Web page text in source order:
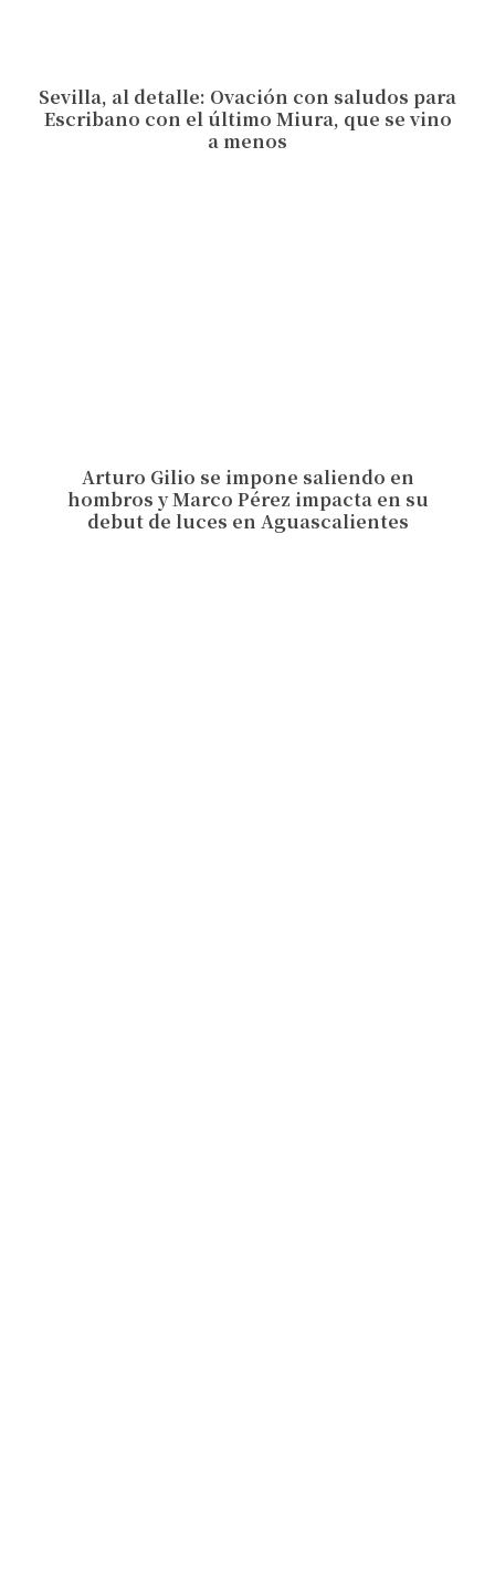
Sevilla, al detalle: Ovación con saludos para
Escribano con el último Miura, que se vino
a menos
Arturo Gilio se impone saliendo en
hombros y Marco Pérez impacta en su
debut de luces en Aguascalientes